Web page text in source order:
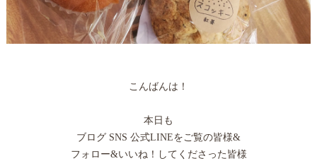
こんばんは！
本日も
ブログ SNS 公式LINEをご覧の皆様&
フォロー&いいね！してくださった皆様